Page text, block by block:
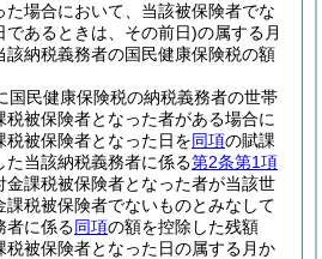
た場合において、当該被保険者でな
であるときは、その前日)の属する月
該納税義務者の国民健康保険税の額
国民健康保険税の納税義務者の世帯
税被保険者となった者がある場合に
税被保険者となった日を同項の賦課
当該納税義務者に係る第2条第1項
金課税被保険者となった者が当該世
税被保険者でないものとみなして
者に係る同項の額を控除した残額
税被保険者となった日の属する月か